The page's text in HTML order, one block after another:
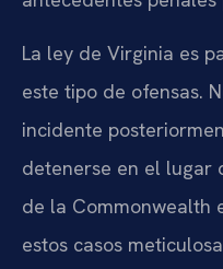
La ley de Virginia es
este tipo de ofensas.
incidente
detenerse en el lugar
de la Commonwealth
estos casos